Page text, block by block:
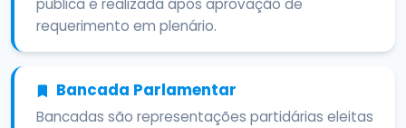
pública é realizada após aprovação de
requerimento em plenário.
Bancada Parlamentar
Bancadas são representações partidárias eleitas